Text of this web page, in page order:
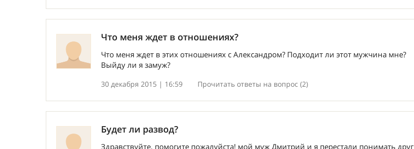
Что меня ждет в отношениях?
Что меня ждет в этих отношениях c Александром? Подходит ли этот мужчина мне?
Выйду ли я замуж?
30 декабря 2015 | 16:59 Прочитать ответы на вопрос (2)
Будет ли развод?
Здравствуйте, помогите пожалуйста! мой муж Дмитрий и я перестали понимать друг